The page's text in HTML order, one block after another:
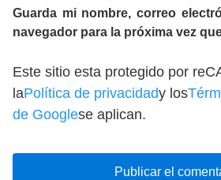
Guarda mi nombre, correo
navegador para la próxima vez
Este sitio esta protegido por
laPolítica de privacidady los
de Googlese aplican.